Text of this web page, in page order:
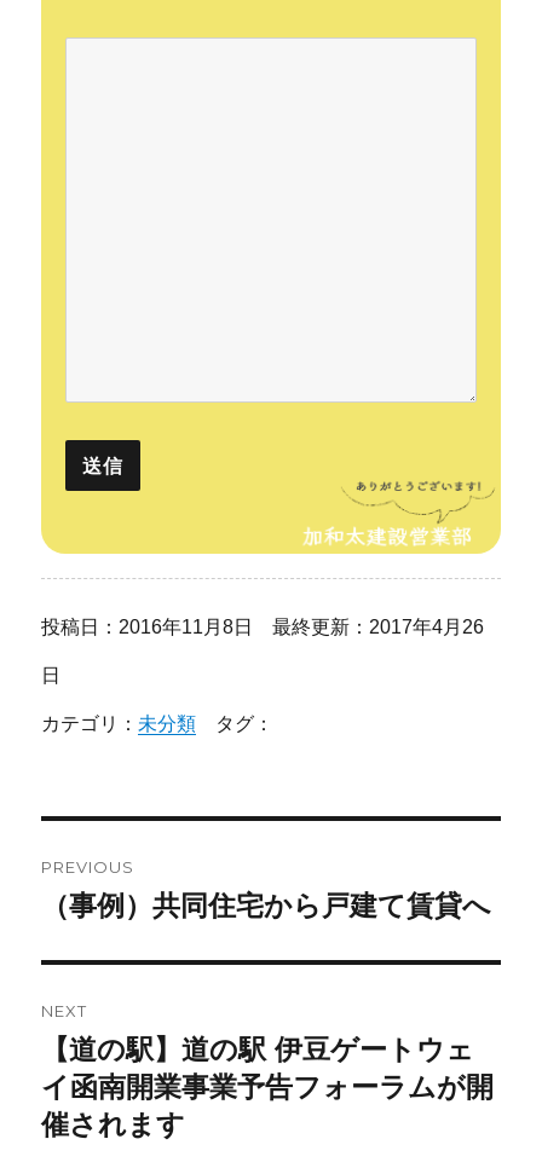
投稿日：2016年11月8日 最終更新：2017年4月26
日
カテゴリ： 未分類 タグ：
稿
ビ
ゲ
ー
シ
PREVIOUS
Previous
（事例）共同住宅から戸建て賃貸へ
NEXT
Next
post:
【道の駅】道の駅 伊豆ゲートウェ
イ函南開業事業予告フォーラムが開
催されます